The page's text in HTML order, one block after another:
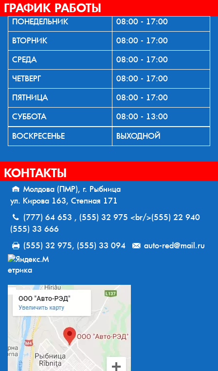
ГРАФИК РАБОТЫ
ПОНЕДЕЛЬНИК
08:00 - 17:00
ВТОРНИК
08:00 - 17:00
СРЕДА
08:00 - 17:00
ЧЕТВЕРГ
08:00 - 17:00
ПЯТНИЦА
08:00 - 17:00
СУББОТА
08:00 - 13:00
ВОСКРЕСЕНЬЕ
ВЫХОДНОЙ
КОНТАКТЫ
Молдова (ПМР), г. Рыбница
ул. Кирова 163, Степная 171
(777) 64 653 , (555) 32 975 <br/>(555) 22 940
(555) 33 666
(555) 32 975, (555) 33 094
auto-red@mail.ru